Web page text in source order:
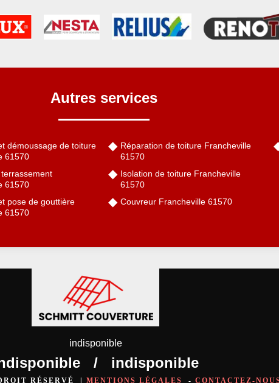
Autres services
démoussage de toiture
61570
61570
pose de gouttière
61570
Réparation de toiture Francheville
61570
Isolation de toiture Francheville
61570
Couvreur Francheville 61570
indisponible
/ indisponible
RÉSERVÉ | MENTIONS LÉGALES - CONTACTEZ-